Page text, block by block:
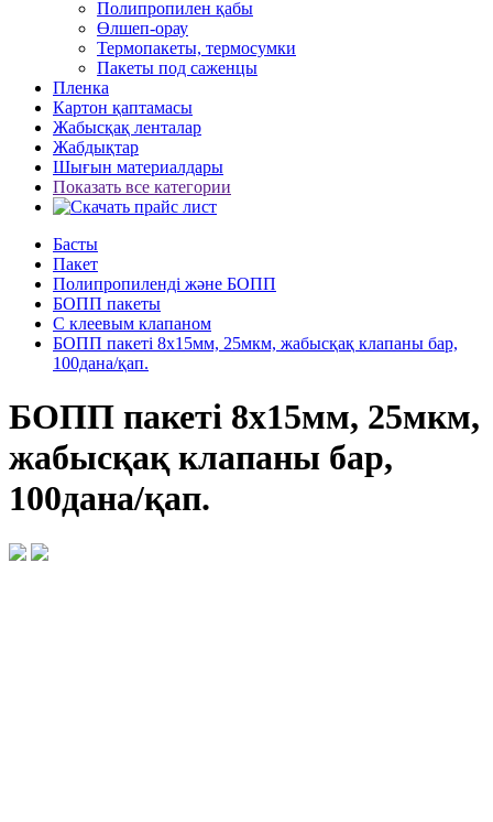
Полипропилен қабы
Өлшеп-орау
Термопакеты, термосумки
Пакеты под саженцы
Пленка
Картон қаптамасы
Жабысқақ ленталар
Жабдықтар
Шығын материалдары
Показать все категории
Басты
Пакет
Полипропиленді және БОПП
БОПП пакеты
С клеевым клапаном
БОПП пакеті 8х15мм, 25мкм, жабысқақ клапаны бар,
100дана/қап.
БОПП пакеті 8х15мм, 25мкм,
жабысқақ клапаны бар,
100дана/қап.